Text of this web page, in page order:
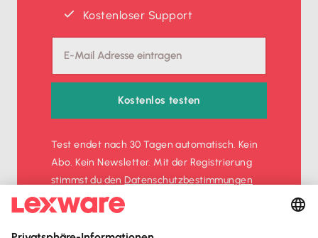
Kostenloser Support
Kostenlos testen
Test endet nach 30 Tagen automatisch. Kein
Abo. Kein Newsletter. Mit der Registrierung
stimmst du denDatenschutz­bestimmungen
und denAGBzu.